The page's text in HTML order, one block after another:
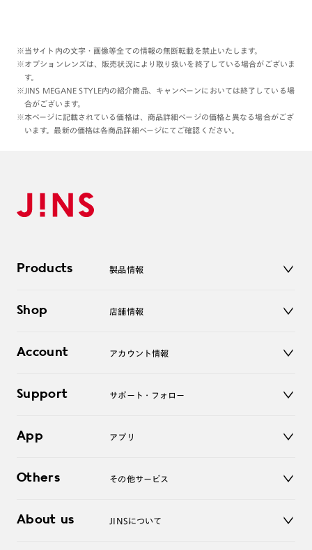
※当サイト内の文字・画像等全ての情報の無断転載を禁止いたします。
※オプションレンズは、販売状況により取り扱いを終了している場合がございま
す。
※JINS MEGANE STYLE内の紹介商品、キャンペーンにおいては終了している場
合がございます。
※本ページに記載されている価格は、商品詳細ページの価格と異なる場合がござ
います。最新の価格は各商品詳細ページにてご確認ください。
Products 製品情報
サングラス
コンタクトレンズ
アクセサリー
Shop 店舗情報
オンラインショップ
Account アカウント情報
ログアウト
Support サポート・フォロー
よくあるご質問
お問い合わせ
App アプリ
Others その他サービス
レンズ交換
About us JINSについて